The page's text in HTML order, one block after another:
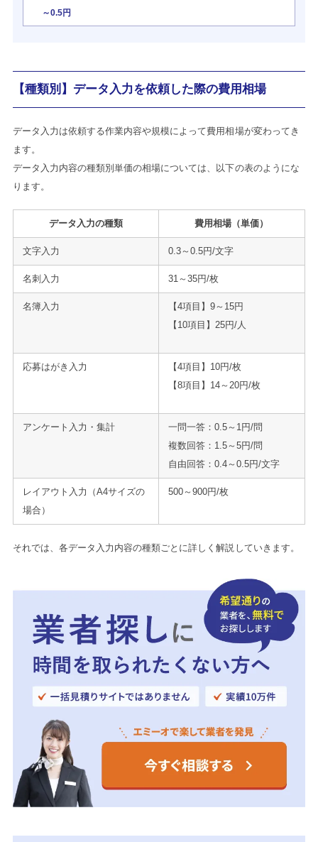
～0.5円
【種類別】データ入力を依頼した際の費用相場
データ入力は依頼する作業内容や規模によって費用相場が変わってき
ます。
データ入力内容の種類別単価の相場については、以下の表のようにな
ります。
データ入力の種類 費用相場（単価）
文字入力 0.3～0.5円/文字
名刺入力 31～35円/枚
名簿入力
【4項目】9～15円
【10項目】25円/人
応募はがき入力
【4項目】10円/枚
【8項目】14～20円/枚
アンケート入力・集計
一問一答：0.5～1円/問
複数回答：1.5～5円/問
自由回答：0.4～0.5円/文字
レイアウト入力（A4サイズの
場合）
500～900円/枚
それでは、各データ入力内容の種類ごとに詳しく解説していきます。